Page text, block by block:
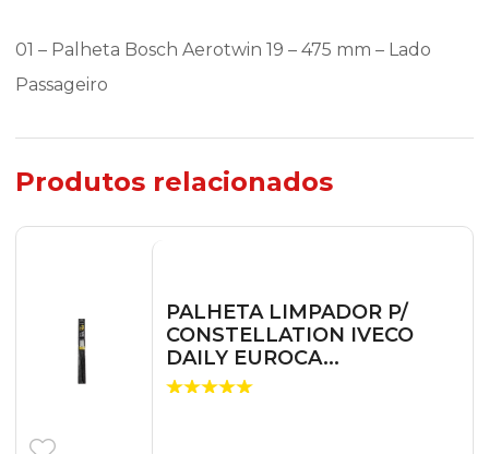
01 – Palheta Bosch Aerotwin 19 – 475 mm – Lado
Passageiro
Produtos relacionados
PALHETA LIMPADOR P/
CONSTELLATION IVECO
DAILY EUROCA...